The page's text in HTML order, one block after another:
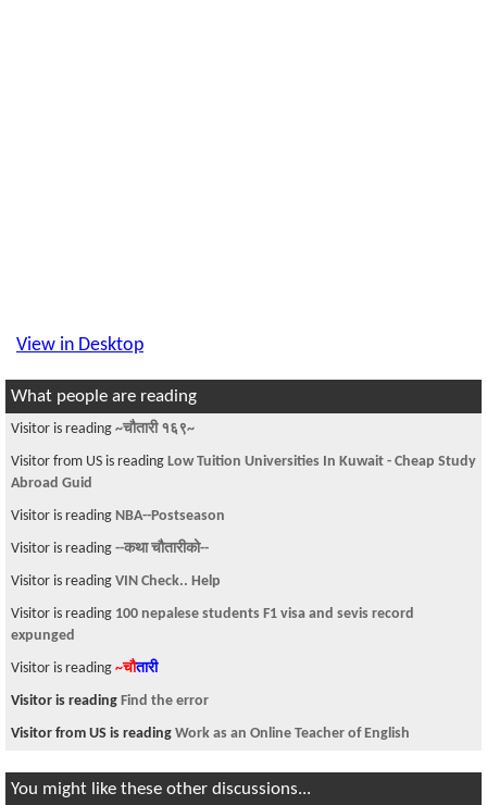
View in Desktop
What people are reading
Visitor is reading ~चौतारी १६९~
Visitor from US is reading Low Tuition Universities In Kuwait - Cheap Study
Abroad Guid
Visitor is reading NBA--Postseason
Visitor is reading --कथा चौतारीको--
Visitor is reading VIN Check.. Help
Visitor is reading 100 nepalese students F1 visa and sevis record
expunged
Visitor is reading ~चौतारी
Visitor is reading Find the error
Visitor from US is reading Work as an Online Teacher of English
You might like these other discussions...